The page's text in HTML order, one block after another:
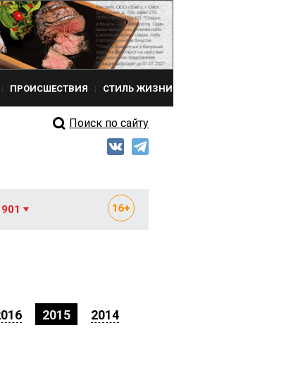
ПРОИСШЕСТВИЯ СТИЛЬ ЖИЗНИ
Поиск по сайту
2015
2014